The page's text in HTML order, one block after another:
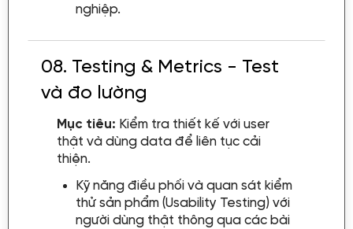
nghiệp.
08. Testing & Metrics - Test
và đo lường
Mục tiêu: Kiểm tra thiết kế với user
thật và dùng data để liên tục cải
thiện.
Kỹ năng điều phối và quan sát kiểm
thử sản phẩm (Usability Testing) với
người dùng thật thông qua các bài